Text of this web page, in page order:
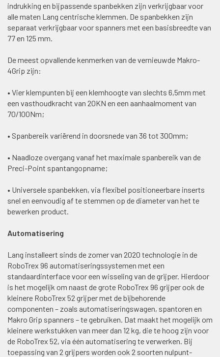
indrukking en bijpassende spanbekken zijn verkrijgbaar voor
alle maten Lang centrische klemmen. De spanbekken zijn
separaat verkrijgbaar voor spanners met een basisbreedte van
77 en 125 mm.
De meest opvallende kenmerken van de vernieuwde Makro-
4Grip zijn:
• Vier klempunten bij een klemhoogte van slechts 6,5mm met
een vasthoudkracht van 20KN en een aanhaalmoment van
70/100Nm;
• Spanbereik variërend in doorsnede van 36 tot 300mm;
• Naadloze overgang vanaf het maximale spanbereik van de
Preci-Point spantangopname;
• Universele spanbekken, via flexibel positioneerbare inserts
snel en eenvoudig af te stemmen op de diameter van het te
bewerken product.
Automatisering
Lang installeert sinds de zomer van 2020 technologie in de
RoboTrex 96 automatiseringssystemen met een
standaardinterface voor een wisseling van de grijper. Hierdoor
is het mogelijk om naast de grote RoboTrex 96 grijper ook de
kleinere RoboTrex 52 grijper met de bijbehorende
componenten – zoals automatiseringswagen, spantoren en
Makro Grip spanners – te gebruiken. Dat maakt het mogelijk om
kleinere werkstukken van meer dan 12 kg, die te hoog zijn voor
de RoboTrex 52, via één automatisering te verwerken. Bij
toepassing van 2 grijpers worden ook 2 soorten nulpunt-